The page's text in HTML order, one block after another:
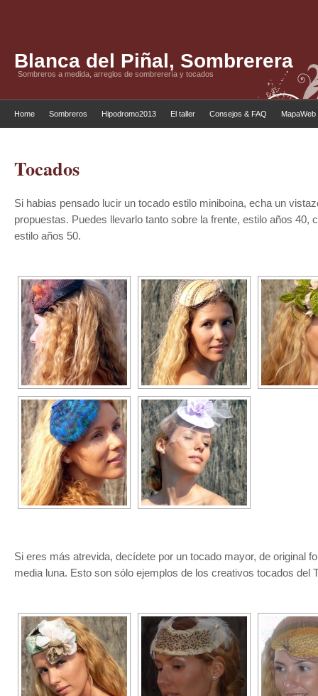
Blanca del Piñal, Sombrerera
Sombreros a medida, arreglos de sombrerería y tocados
Home Sombreros Hipodromo2013 El taller Consejos & FAQ MapaWeb
Tocados
Si habias pensado lucir un tocado estilo miniboina, echa un
propuestas. Puedes llevarlo tanto sobre la frente, estilo años 40,
estilo años 50.
Si eres más atrevida, decídete por un tocado mayor, de original
media luna. Esto son sólo ejemplos de los creativos tocados del